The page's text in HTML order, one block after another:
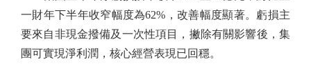
一財年下半年收窄幅度為62%，改善幅度顯著。虧損主
要來自非現金撥備及一次性項目，撇除有關影響後，集
團可實現淨利潤，核心經營表現已回穩。